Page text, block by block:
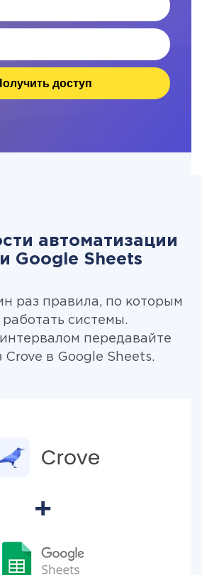
доступ
автоматизации
Google Sheets
раз правила, по которым
работать системы.
передавайте
Crove в Google Sheets.